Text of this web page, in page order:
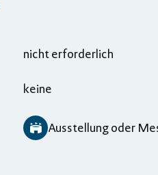
nicht erforderlich
keine
Ausstellung oder